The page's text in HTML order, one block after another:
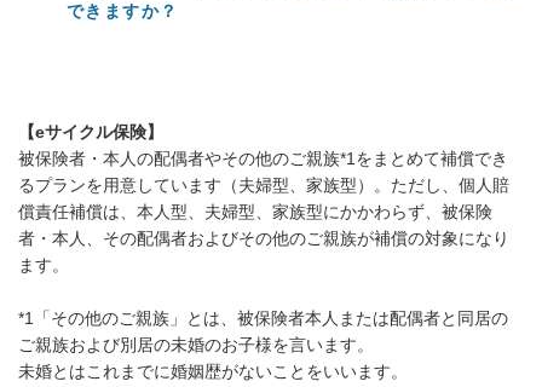
できますか？
【eサイクル保険】
被保険者・本人の配偶者やその他のご親族*1をまとめて補償でき
るプランを用意しています（夫婦型、家族型）。ただし、個人賠
償責任補償は、本人型、夫婦型、家族型にかかわらず、被保険
者・本人、その配偶者およびその他のご親族が補償の対象になり
ます。
*1「その他のご親族」とは、被保険者本人または配偶者と同居の
ご親族および別居の未婚のお子様を言います。
未婚とはこれまでに婚姻歴がないことをいいます。